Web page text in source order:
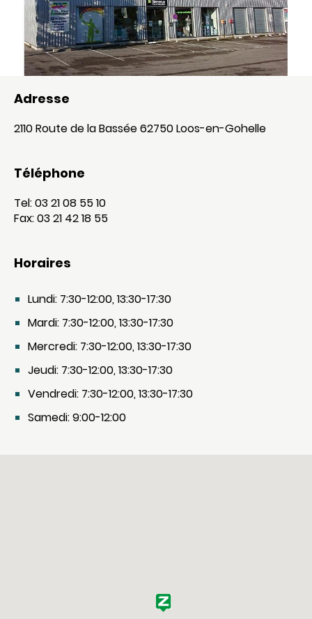
Adresse
2110 Route de la Bassée 62750 Loos-en-Gohelle
Téléphone
Tel: 03 21 08 55 10
Fax: 03 21 42 18 55
Horaires
Lundi: 7:30-12:00, 13:30-17:30
Mardi: 7:30-12:00, 13:30-17:30
Mercredi: 7:30-12:00, 13:30-17:30
Jeudi: 7:30-12:00, 13:30-17:30
Vendredi: 7:30-12:00, 13:30-17:30
Samedi: 9:00-12:00